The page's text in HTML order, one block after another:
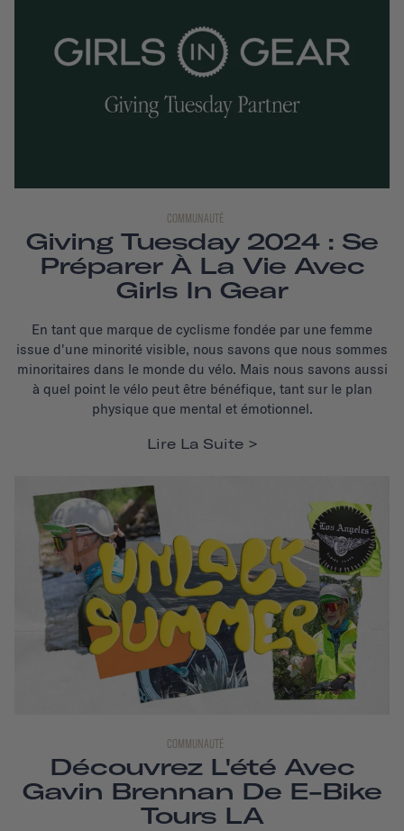
COMMUNAUTÉ
Giving Tuesday 2024 : Se
Préparer À La Vie Avec
Girls In Gear
En tant que marque de cyclisme fondée par une femme
issue d'une minorité visible, nous savons que nous sommes
minoritaires dans le monde du vélo. Mais nous savons aussi
à quel point le vélo peut être bénéfique, tant sur le plan
physique que mental et émotionnel.
Lire La Suite
COMMUNAUTÉ
Découvrez L'été Avec
Gavin Brennan De E-Bike
Tours LA